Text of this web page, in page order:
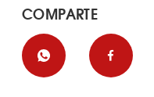
COMPARTE